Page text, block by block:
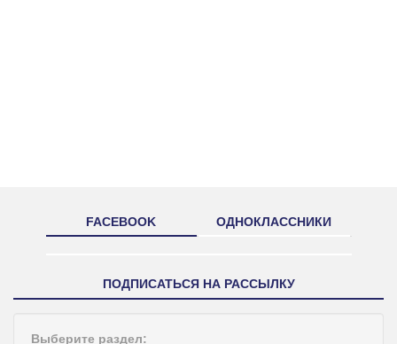
FACEBOOK ОДНОКЛАССНИКИ
ПОДПИСАТЬСЯ НА РАССЫЛКУ
Выберите раздел: